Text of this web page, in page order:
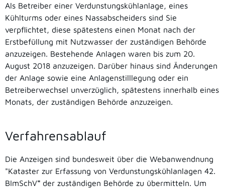
Als Betreiber einer Verdunstungskühlanlage, eines
Kühlturms oder eines Nassabscheiders sind Sie
verpflichtet, diese spätestens einen Monat nach der
Erstbefüllung mit Nutzwasser der zuständigen Behörde
anzuzeigen. Bestehende Anlagen waren bis zum 20.
August 2018 anzuzeigen. Darüber hinaus sind Änderungen
der Anlage sowie eine Anlagenstilllegung oder ein
Betreiberwechsel unverzüglich, spätestens innerhalb eines
Monats, der zuständigen Behörde anzuzeigen.
Verfahrensablauf
Die Anzeigen sind bundesweit über die Webanwendnung
"Kataster zur Erfassung von Verdunstungskühlanlagen 42.
BImSchV" der zuständigen Behörde zu übermitteln. Um